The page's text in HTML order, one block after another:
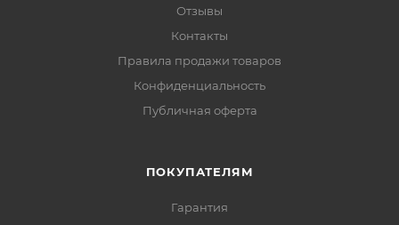
Отзывы
Контакты
Правила продажи товаров
Конфиденциальность
Публичная оферта
ПОКУПАТЕЛЯМ
Гарантия